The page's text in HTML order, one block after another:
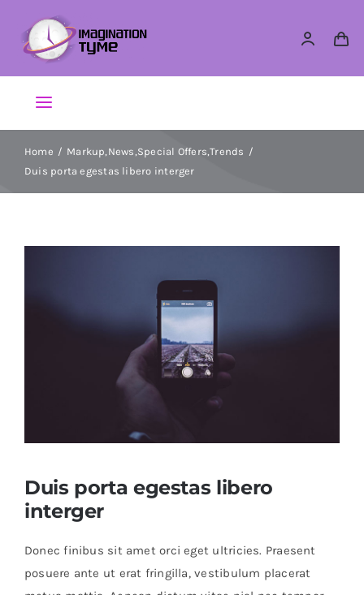
content
Toggle
Navigation
Action Figures
Dress Up & Role play
Nursery & Pre-School
Outdoor & Sports
Home Markup,News,Special Offers,Trends
Duis porta egestas libero interger
Duis porta egestas libero
interger
Donec finibus sit amet orci eget ultricies. Praesent
posuere ante ut erat fringilla, vestibulum placerat